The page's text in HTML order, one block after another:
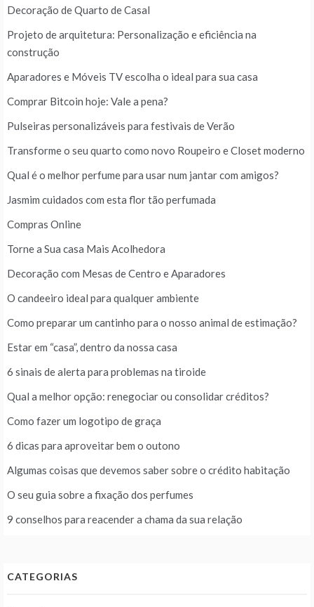
Decoração de Quarto de Casal
Projeto de arquitetura: Personalização e eficiência na
construção
Aparadores e Móveis TV escolha o ideal para sua casa
Comprar Bitcoin hoje: Vale a pena?
Pulseiras personalizáveis para festivais de Verão
Transforme o seu quarto como novo Roupeiro e Closet moderno
Qual é o melhor perfume para usar num jantar com amigos?
Jasmim cuidados com esta flor tão perfumada
Compras Online
Torne a Sua casa Mais Acolhedora
Decoração com Mesas de Centro e Aparadores
O candeeiro ideal para qualquer ambiente
Como preparar um cantinho para o nosso animal de estimação?
Estar em “casa”, dentro da nossa casa
6 sinais de alerta para problemas na tiroide
Qual a melhor opção: renegociar ou consolidar créditos?
Como fazer um logotipo de graça
6 dicas para aproveitar bem o outono
Algumas coisas que devemos saber sobre o crédito habitação
O seu guia sobre a fixação dos perfumes
9 conselhos para reacender a chama da sua relação
CATEGORIAS